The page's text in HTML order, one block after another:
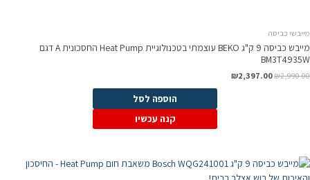
מייבשי כביסה
מייבש כביסה 9 ק"ג BEKO עוצמתי בטכנולוגיית Heat Pump החסכונית A דגם
BM3T4935W
₪2,990.00
₪2,397.00
הוספה לסל
קנה עכשיו